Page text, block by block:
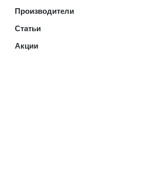
Производители
Статьи
Акции